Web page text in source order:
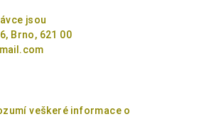
jsou
Brno, 621 00
veškeré informace o